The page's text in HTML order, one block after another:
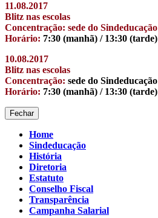
11.08.2017
Blitz nas escolas
Concentração: sede do Sindeducação
Horário: 7:30 (manhã) / 13:30 (tarde)
10.08.2017
Blitz nas escolas
Concentração: sede do Sindeducação
Horário: 7:30 (manhã) / 13:30 (tarde)
Fechar
Home
Sindeducação
História
Diretoria
Estatuto
Conselho Fiscal
Transparência
Campanha Salarial